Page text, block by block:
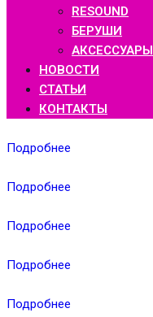
RESOUND
БЕРУШИ
АКСЕССУАРЫ
НОВОСТИ
СТАТЬИ
КОНТАКТЫ
Подробнее
Подробнее
Подробнее
Подробнее
Подробнее